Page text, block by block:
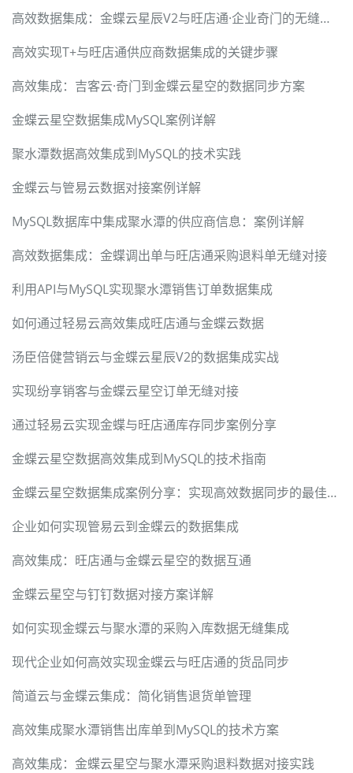
高效数据集成：金蝶云星辰V2与旺店通·企业奇门的无缝对接
高效实现T+与旺店通供应商数据集成的关键步骤
高效集成：吉客云·奇门到金蝶云星空的数据同步方案
金蝶云星空数据集成MySQL案例详解
聚水潭数据高效集成到MySQL的技术实践
金蝶云与管易云数据对接案例详解
MySQL数据库中集成聚水潭的供应商信息：案例详解
高效数据集成：金蝶调出单与旺店通采购退料单无缝对接
利用API与MySQL实现聚水潭销售订单数据集成
如何通过轻易云高效集成旺店通与金蝶云数据
汤臣倍健营销云与金蝶云星辰V2的数据集成实战
实现纷享销客与金蝶云星空订单无缝对接
通过轻易云实现金蝶与旺店通库存同步案例分享
金蝶云星空数据高效集成到MySQL的技术指南
金蝶云星空数据集成案例分享：实现高效数据同步的最佳实践
企业如何实现管易云到金蝶云的数据集成
高效集成：旺店通与金蝶云星空的数据互通
金蝶云星空与钉钉数据对接方案详解
如何实现金蝶云与聚水潭的采购入库数据无缝集成
现代企业如何高效实现金蝶云与旺店通的货品同步
简道云与金蝶云集成：简化销售退货单管理
高效集成聚水潭销售出库单到MySQL的技术方案
高效集成：金蝶云星空与聚水潭采购退料数据对接实践